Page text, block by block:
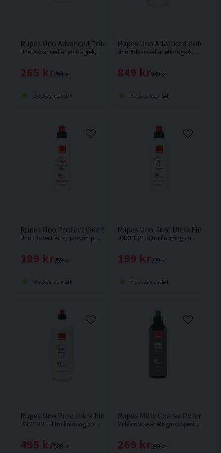
Rupes Uno Advanced Polermedel 250ml
Uno Advanced är ett högteknologiskt lackskydd och polermedel, formulerat och producerat av Rupes egna fabrik i Milano Italien.
294 kr
265 kr
Skickas inom 24h
Rupes Uno Advanced
Uno Advanced är ett högteknologiskt lackskydd och polermedel, formulerat och producerat av Rupes egna fabrik i Milano Italien.
949 kr
849 kr
Skickas inom 24h
Rupes Uno Protect One Step Polermedel 250ml
Uno Protect är ett prisvärt polermedel som både polerar och skyddar ditt fordon i ett steg.
259 kr
189 kr
Skickas inom 24h
Rupes Uno Pure Ultra
UNOPURE Ultra finishing compound är en polish av senaste teknologi, utvecklat och producerat av rupes kemistteam i Italien.
229 kr
199 kr
Skickas inom 24h
Rupes Uno Pure Ultra Finishing 1L
UNOPURE Ultra finishing compound är en polish av senaste teknologi, utvecklat och producerat av rupes kemistteam i Italien.
589 kr
495 kr
Rupes Mille Coarse
Mille coarse är ett grovt specialpolermedel för ljusa lacktyper, kolfiber, gelcoat samt andra kompositmaterial.
299 kr
269 kr